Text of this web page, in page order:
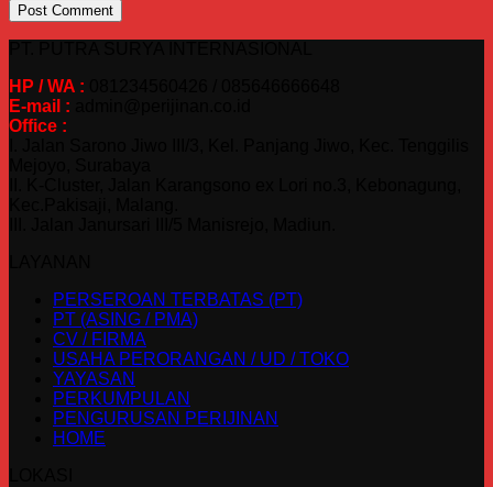
HP / WA :
E-mail :
Office :
PERSEROAN TERBATAS (PT)
PT (ASING / PMA)
CV / FIRMA
USAHA PERORANGAN / UD / TOKO
YAYASAN
PERKUMPULAN
PENGURUSAN PERIJINAN
HOME